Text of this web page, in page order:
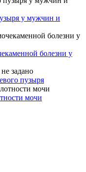
у мужчин и
болезни у
пузыря
мочи